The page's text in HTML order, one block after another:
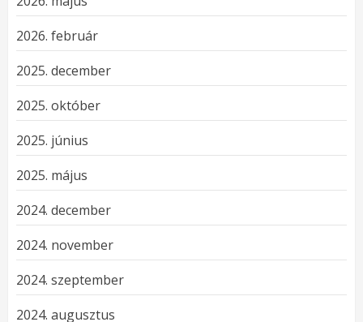
2026. február
2025. december
2025. október
2025. június
2025. május
2024. december
2024. november
2024. szeptember
2024. augusztus